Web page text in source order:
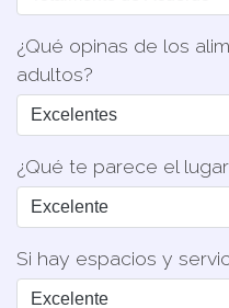
¿Qué opinas de los
adultos?
¿Qué te parece el
Si hay espacios y